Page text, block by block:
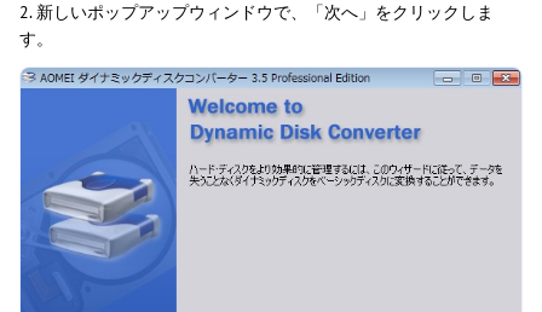
2. 新しいポップアップウィンドウで、「次へ」をクリックしま
す。